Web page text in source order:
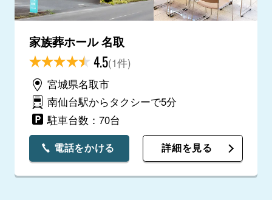
家族葬ホール 名取
4.5(1件)
宮城県名取市
南仙台駅からタクシーで5分
駐車台数：70台
電話をかける 詳細を見る